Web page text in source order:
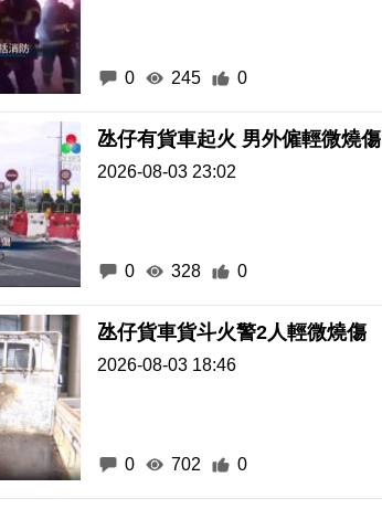
0 245 0
氹仔有貨車起火 男外僱輕微燒傷
2026-08-03 23:02
0 328 0
氹仔貨車貨斗火警2人輕微燒傷
2026-08-03 18:46
0 702 0